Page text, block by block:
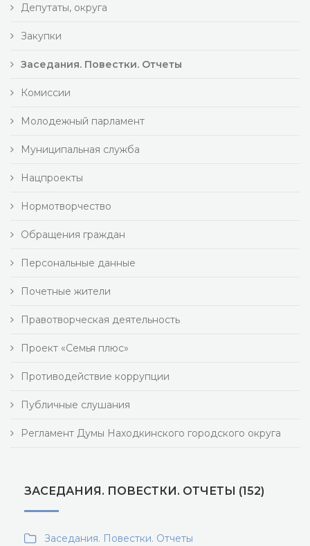
Депутаты, округа
Закупки
Заседания. Повестки. Отчеты
Комиссии
Молодежный парламент
Муниципальная служба
Нацпроекты
Нормотворчество
Обращения граждан
Персональные данные
Почетные жители
Правотворческая деятельность
Проект «Семья плюс»
Противодействие коррупции
Публичные слушания
Регламент Думы Находкинского городского округа
ЗАСЕДАНИЯ. ПОВЕСТКИ. ОТЧЕТЫ (152)
Заседания. Повестки. Отчеты